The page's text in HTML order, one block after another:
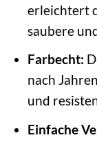
erleichtert
saubere
Farbecht:
nach
und
Einfache